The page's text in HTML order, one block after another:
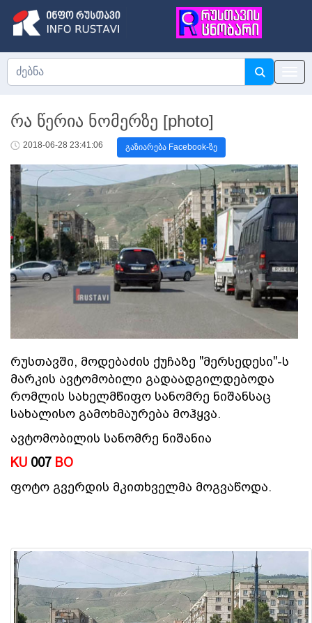
რა წერია ნომერზე [photo]
2018-06-28 23:41:06 გაზიარება Facebook-ზე
რუსთავში, მოდებაძის ქუჩაზე "მერსედესი"-ს
მარკის ავტომობილი გადაადგილდებოდა
რომლის სახელმწიფო სანომრე ნიშანსაც
სახალისო გამოხმაურება მოჰყვა.
ავტომობილის სანომრე ნიშანია
KU 007 BO
ფოტო გვერდის მკითხველმა მოგვაწოდა.